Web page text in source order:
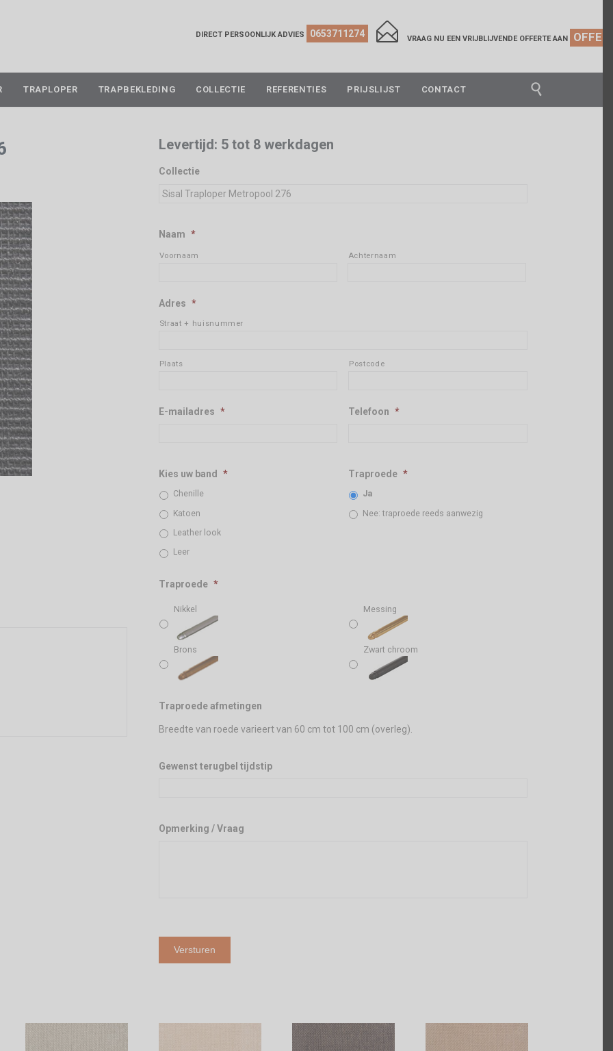
DIRECT PERSOONLIJK ADVIES 0653711274  VRAAG NU EEN VRIJBLIJVENDE OFFERTE AAN
to
content
TRAPLOPER TRAPBEKLEDING COLLECTIE REFERENTIES PRIJSLIJST CONTACT 
Levertijd: 5 tot 8 werkdagen
Collectie
Naam *
Voornaam Achternaam
Adres *
Straat + huisnummer
Plaats Postcode
E-mailadres * Telefoon *
Kies uw band *
Chenille
Katoen
Leather look
Leer
Traproede *
Ja
Nee: traproede reeds aanwezig
Traproede *
Nikkel Messing
Brons Zwart chroom
Traproede afmetingen
Breedte van roede varieert van 60 cm tot 100 cm (overleg).
Gewenst terugbel tijdstip
Opmerking / Vraag